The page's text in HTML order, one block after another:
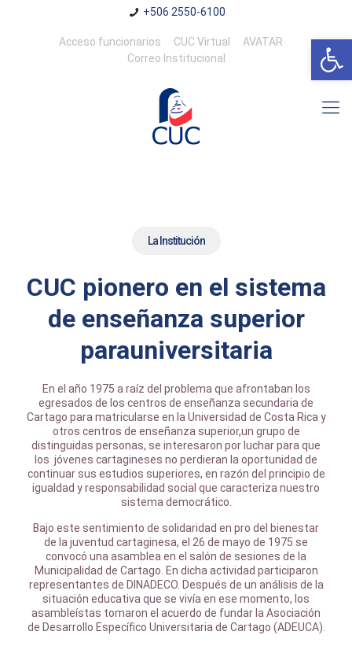
Abrir
+506 2550-6100
Acceso funcionarios CUC Virtual
AVATAR
Correo Institucional
La Institución
CUC pionero en el sistema
de enseñanza superior
parauniversitaria
En el año 1975 a raíz del problema que afrontaban los
egresados de los centros de enseñanza secundaria de
Cartago para matricularse en la Universidad de Costa Rica y
otros centros de enseñanza superior,un grupo de
distinguidas personas, se interesaron por luchar para que
los jóvenes cartagineses no perdieran la oportunidad de
continuar sus estudios superiores, en razón del principio de
igualdad y responsabilidad social que caracteriza nuestro
sistema democrático.
Bajo este sentimiento de solidaridad en pro del bienestar
de la juventud cartaginesa, el 26 de mayo de 1975 se
convocó una asamblea en el salón de sesiones de la
Municipalidad de Cartago. En dicha actividad participaron
representantes de DINADECO. Después de un análisis de la
situación educativa que se vivía en ese momento, los
asambleístas tomaron el acuerdo de fundar la Asociación
de Desarrollo Específico Universitaria de Cartago (ADEUCA).